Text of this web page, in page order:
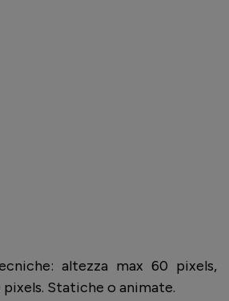
altezza max 60 pixels,
pixels. Statiche o animate.